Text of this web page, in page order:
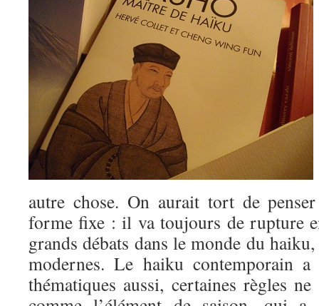
autre chose. On aurait tort de
forme fixe : il va toujours de rupture
grands débats dans le monde du
modernes. Le haiku contemporain a
thématiques aussi, certaines règles